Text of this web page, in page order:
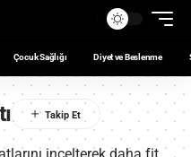
Çocuk Sağlığı Diyet ve Beslenme